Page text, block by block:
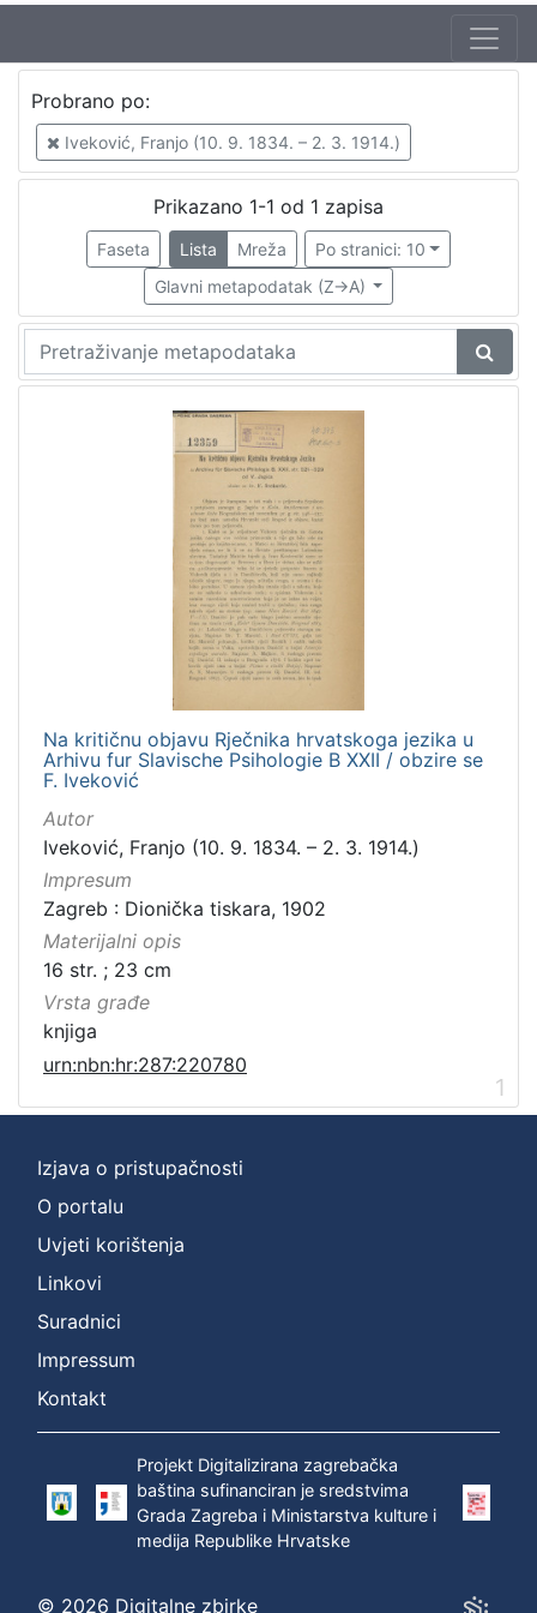
Probrano po:
Iveković, Franjo (10. 9. 1834. – 2. 3. 1914.)
Prikazano 1-1 od 1 zapisa
Faseta Lista Mreža
Po stranici: 10
Glavni metapodatak (Z->A)
Na kritičnu objavu Rječnika hrvatskoga jezika u
Arhivu fur Slavische Psihologie B XXII / obzire se
F. Iveković
Autor
Iveković, Franjo (10. 9. 1834. – 2. 3. 1914.)
Impresum
Zagreb : Dionička tiskara, 1902
Materijalni opis
16 str. ; 23 cm
Vrsta građe
knjiga
urn:nbn:hr:287:220780
1
Izjava o pristupačnosti
O portalu
Uvjeti korištenja
Linkovi
Suradnici
Impressum
Kontakt
Projekt Digitalizirana zagrebačka
baština sufinanciran je sredstvima
Grada Zagreba i Ministarstva kulture i
medija Republike Hrvatske
© 2026 Digitalne zbirke